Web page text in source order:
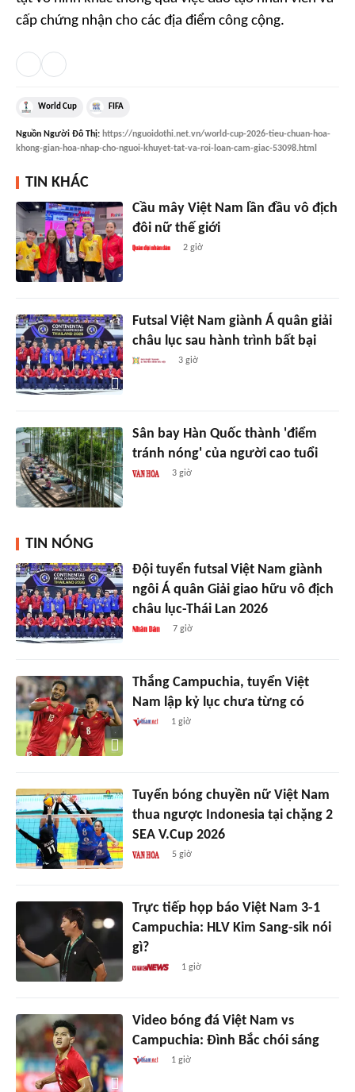
cấp chứng nhận cho các địa điểm công cộng.
World Cup FIFA
Nguồn Người Đô Thị: https://nguoidothi.net.vn/world-cup-2026-tieu-chuan-hoa-
khong-gian-hoa-nhap-cho-nguoi-khuyet-tat-va-roi-loan-cam-giac-53098.html
TIN KHÁC
Cầu mây Việt Nam lần đầu vô địch
đôi nữ thế giới
2 giờ
Futsal Việt Nam giành Á quân giải
châu lục sau hành trình bất bại
3 giờ
Sân bay Hàn Quốc thành 'điểm
tránh nóng' của người cao tuổi
3 giờ
TIN NÓNG
Đội tuyển futsal Việt Nam giành
ngôi Á quân Giải giao hữu vô địch
châu lục-Thái Lan 2026
7 giờ
Thắng Campuchia, tuyển Việt
Nam lập kỷ lục chưa từng có
1 giờ
Tuyển bóng chuyền nữ Việt Nam
thua ngược Indonesia tại chặng 2
SEA V.Cup 2026
5 giờ
Trực tiếp họp báo Việt Nam 3-1
Campuchia: HLV Kim Sang-sik nói
gì?
1 giờ
Video bóng đá Việt Nam vs
Campuchia: Đình Bắc chói sáng
1 giờ